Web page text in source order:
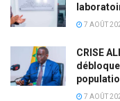
7 AOÛT
CRISE
7 AOÛT